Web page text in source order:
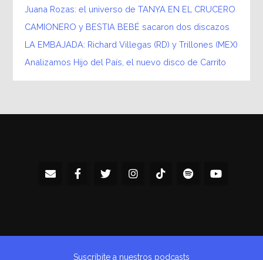
Juana Rozas: el universo de TANYA EN EL CRUCERO
CAMIONERO y BESTIA BEBÉ sacaron dos discazos
LA EMBAJADA: Richard Villegas (RD) y Trillones (MEX)
Analizamos Hijo del País, el nuevo disco de Carrito
Suscribite a nuestros podcasts